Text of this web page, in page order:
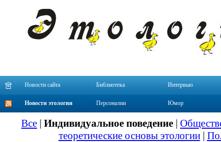
Новости сайта Библиотека Интервью
Новости этологии Персоналии Юмор
Все | Индивидуальное поведение |
теоретические основы этологии|